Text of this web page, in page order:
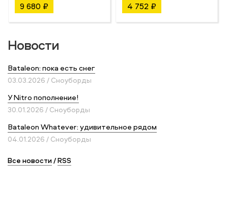
9 680 ₽
4 752 ₽
Новости
Bataleon: пока есть снег
03.03.2026 / Сноуборды
У Nitro пополнение!
30.01.2026 / Сноуборды
Bataleon Whatever: удивительное рядом
04.01.2026 / Сноуборды
Все новости/RSS